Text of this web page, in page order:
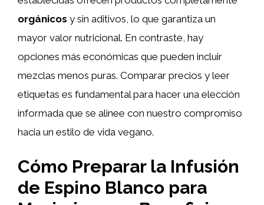
orgánicos y sin aditivos, lo que garantiza un
mayor valor nutricional. En contraste, hay
opciones más económicas que pueden incluir
mezclas menos puras. Comparar precios y leer
etiquetas es fundamental para hacer una elección
informada que se alinee con nuestro compromiso
hacia un estilo de vida vegano.
Cómo Preparar la Infusión
de Espino Blanco para